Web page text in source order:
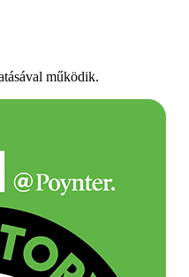
működik.